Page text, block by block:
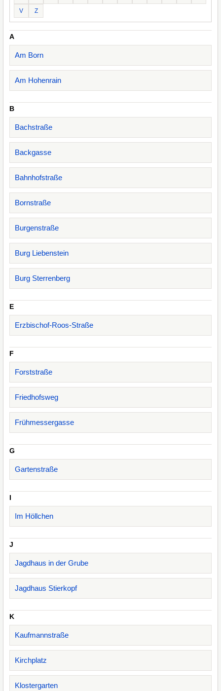
V
Z
A
Am Born
Am Hohenrain
B
Bachstraße
Backgasse
Bahnhofstraße
Bornstraße
Burgenstraße
Burg Liebenstein
Burg Sterrenberg
E
Erzbischof-Roos-Straße
F
Forststraße
Friedhofsweg
Frühmessergasse
G
Gartenstraße
I
Im Höllchen
J
Jagdhaus in der Grube
Jagdhaus Stierkopf
K
Kaufmannstraße
Kirchplatz
Klostergarten